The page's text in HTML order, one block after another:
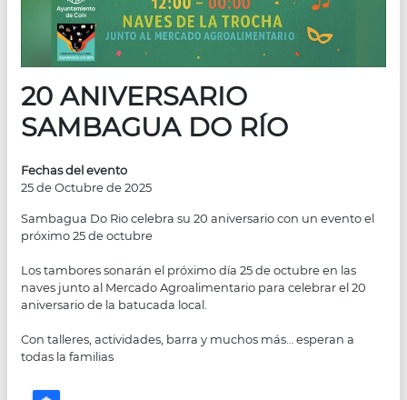
20 ANIVERSARIO
SAMBAGUA DO RÍO
Fechas del evento
25 de Octubre de 2025
Sambagua Do Rio celebra su 20 aniversario con un evento el
próximo 25 de octubre
Los tambores sonarán el próximo día 25 de octubre en las
naves junto al Mercado Agroalimentario para celebrar el 20
aniversario de la batucada local.
Con talleres, actividades, barra y muchos más… esperan a
todas la familias